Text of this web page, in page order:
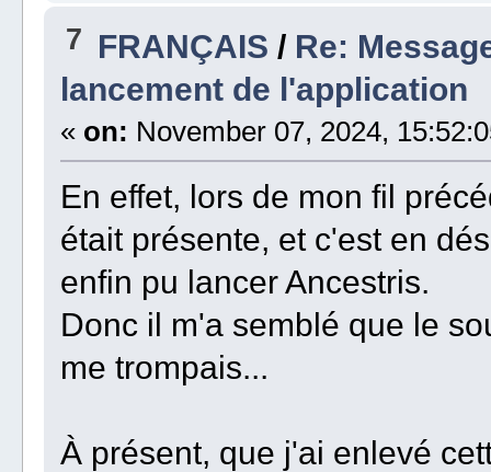
7 FRANÇAIS / Re:
lancement de l'application
« on: November 07, 2024,
En effet, lors de mon fil
était présente, et c'est en
enfin pu lancer Ancestris.
Donc il m'a semblé que le
me trompais...
À présent, que j'ai enlevé